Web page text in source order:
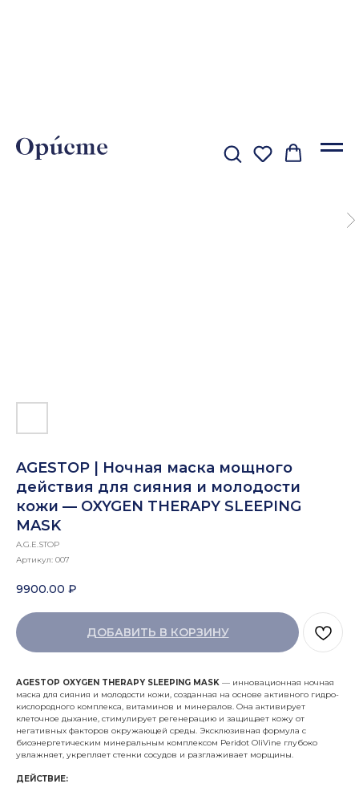
AGESTOP | Ночная маска мощного
действия для сияния и молодости
кожи — OXYGEN THERAPY SLEEPING
MASK
A.G.E.STOP
Артикул: 007
9900.00 ₽
ДОБАВИТЬ В КОРЗИНУ
AGESTOP OXYGEN THERAPY SLEEPING MASK — инновационная ночная
маска для сияния и молодости кожи, созданная на основе активного гидро-
кислородного комплекса, витаминов и минералов. Она активирует
клеточное дыхание, стимулирует регенерацию и защищает кожу от
негативных факторов окружающей среды. Эксклюзивная формула с
биоэнергетическим минеральным комплексом Peridot OliVine глубоко
увлажняет, укрепляет стенки сосудов и разглаживает морщины.
ДЕЙСТВИЕ: